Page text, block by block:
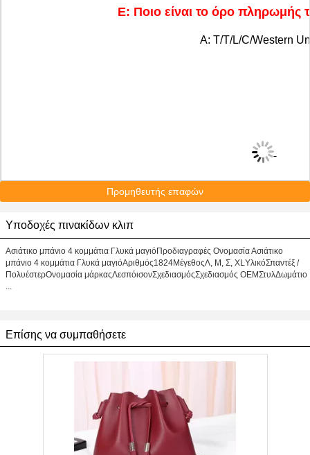
Ε: Ποιο είναι το όρο πληρωμής
Α: T/T/L/C/Western
Προμηθευτής επαφών
Υποδοχές πινακίδων κλιπ
Ασιάτικο μπάνιο 4 κομμάτια Γλυκά μαγιόΠροδιαγραφές Ονομασία Ασιάτικο
μπάνιο 4 κομμάτια Γλυκά μαγιόΑριθμός1824ΜέγεθοςΛ, Μ, Σ, XLΥλικόΣπαντέξ /
ΠολυέστερΟνομασία μάρκαςΛεσπόισονΣχεδιασμόςΣχεδιασμός OEMΣτυλΔωμάτιο
...
Επίσης να συμπαθήσετε